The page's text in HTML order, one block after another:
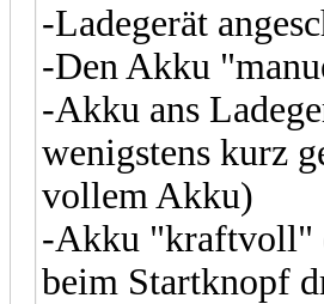
-Ladegerät
-Den Akku
-Akku ans
wenigstens kurz
vollem Akku)
-Akku "kraftvoll"
beim Startknopf